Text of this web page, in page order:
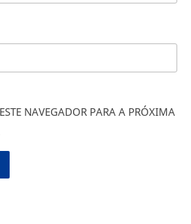
NAVEGADOR PARA A PRÓXIMA